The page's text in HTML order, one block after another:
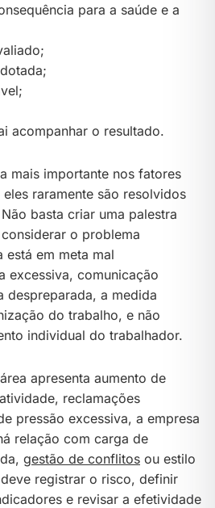
para a saúde e a
acompanhar o resultado.
mais importante nos fatores
raramente são resolvidos
basta criar uma palestra
o problema
está em meta mal
excessiva, comunicação
despreparada, a medida
do trabalho, e não
individual do trabalhador.
apresenta aumento de
reclamações
pressão excessiva, a empresa
relação com carga de
gestão de conflitos ou estilo
registrar o risco, definir
e revisar a efetividade